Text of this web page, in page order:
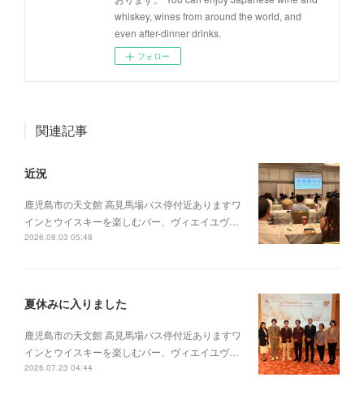
whiskey, wines from around the world, and
even after-dinner drinks.
フォロー
関連記事
近況
鹿児島市の天文館 高見馬場バス停付近ありますワ
インとウイスキーを楽しむバー、ヴィエイユヴ…
2026.08.03 05:48
夏休みに入りました
鹿児島市の天文館 高見馬場バス停付近ありますワ
インとウイスキーを楽しむバー、ヴィエイユヴ…
2026.07.23 04:44